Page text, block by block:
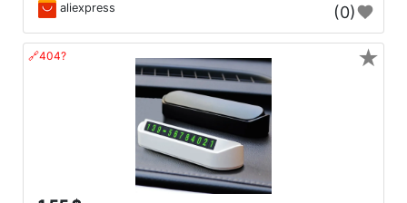
aliexpress (0)
🔗404? ★